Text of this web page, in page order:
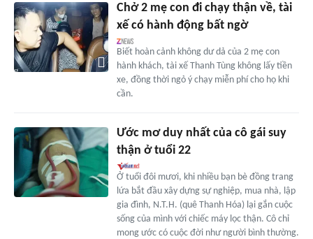
Chở 2 mẹ con đi chạy thận về, tài
xế có hành động bất ngờ
Biết hoàn cảnh không dư dả của 2 mẹ con
hành khách, tài xế Thanh Tùng không lấy tiền
xe, đồng thời ngỏ ý chạy miễn phí cho họ khi
cần.
Ước mơ duy nhất của cô gái suy
thận ở tuổi 22
Ở tuổi đôi mươi, khi nhiều bạn bè đồng trang
lứa bắt đầu xây dựng sự nghiệp, mua nhà, lập
gia đình, N.T.H. (quê Thanh Hóa) lại gắn cuộc
sống của mình với chiếc máy lọc thận. Cô chỉ
mong ước có cuộc đời như người bình thường.